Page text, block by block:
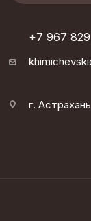
+7 967
г.